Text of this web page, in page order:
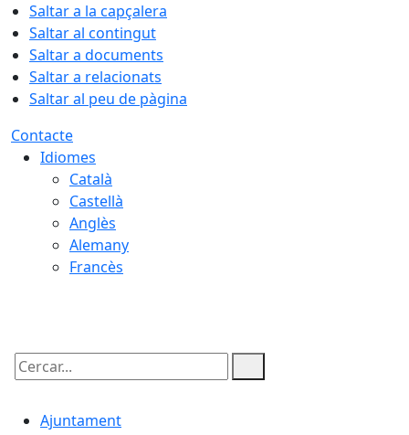
Saltar a la capçalera
Saltar al contingut
Saltar a documents
Saltar a relacionats
Saltar al peu de pàgina
Contacte
Idiomes
Català
Castellà
Anglès
Alemany
Francès
Cercar:
Ajuntament